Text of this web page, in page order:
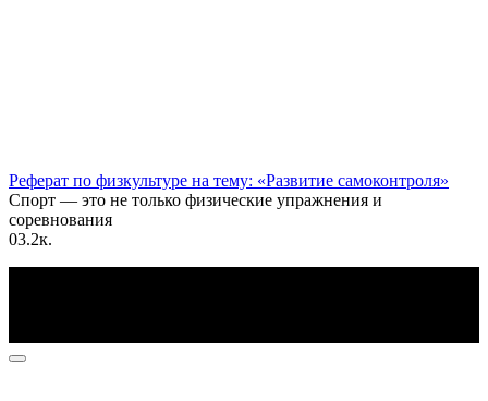
Реферат по физкультуре на тему: «Развитие самоконтроля»
Спорт — это не только физические упражнения и
соревнования
03.2к.